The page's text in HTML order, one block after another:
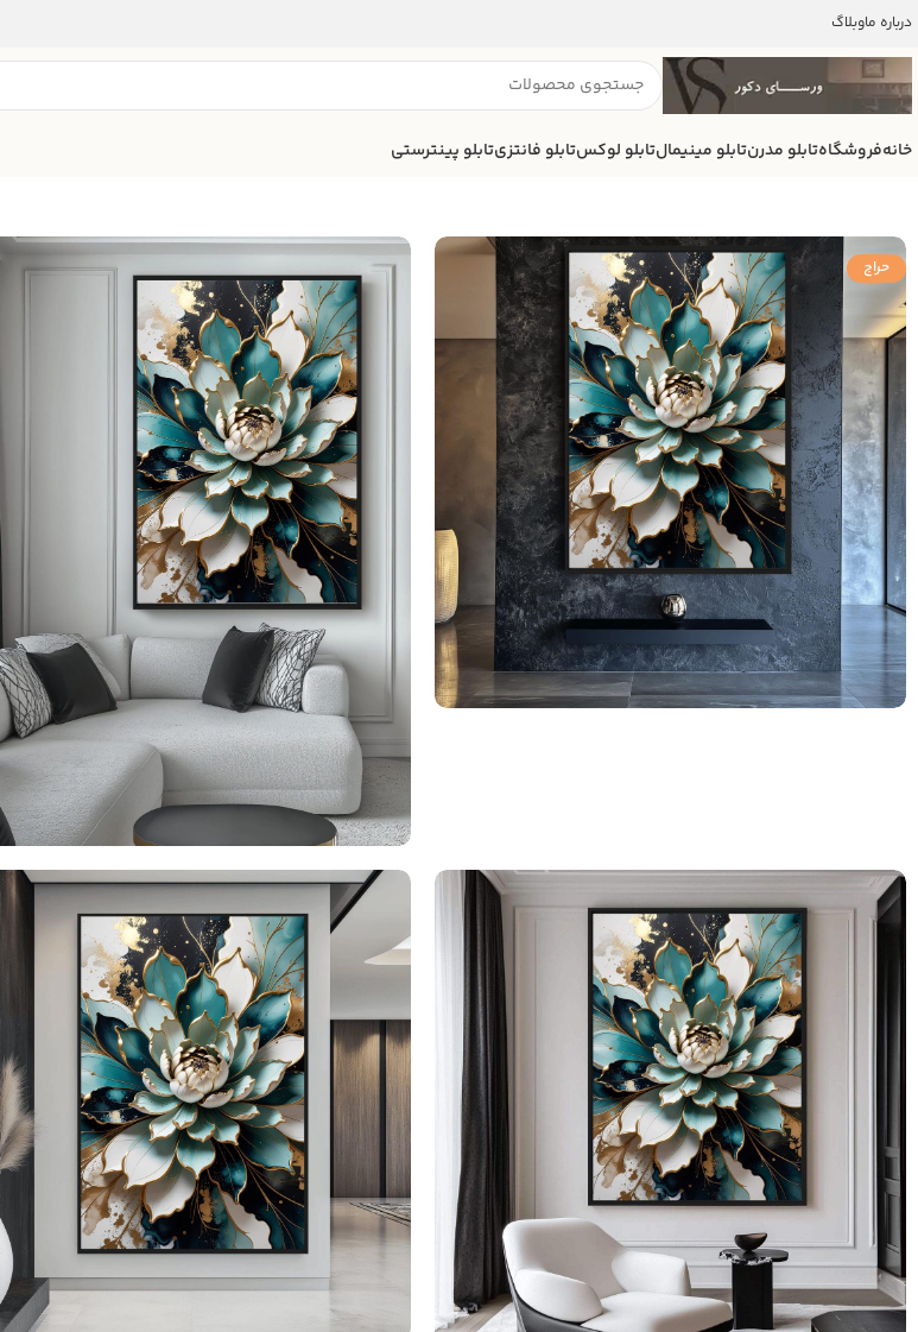
درباره ماوبلاگ
خانهفروشگاهتابلو مدرنتابلو مینیمالتابلو لوکستابلو فانتزیتابلو پینترستی
حراج